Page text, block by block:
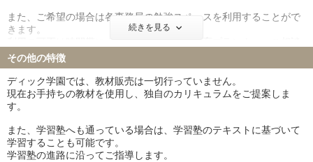
また、ご希望の場合は各事務局の勉強スペースを利用することがで
きます。
ください。
続きを見る
その他の特徴
ディック学園では、教材販売は一切行っていません。
現在お手持ちの教材を使用し、独自のカリキュラムをご提案しま
す。
また、学習塾へも通っている場合は、学習塾のテキストに基づいて
学習することも可能です。
学習塾の進路に沿ってご指導します。